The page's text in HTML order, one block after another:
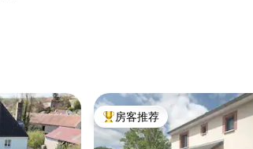
价
热门「房客推荐」
房客推荐